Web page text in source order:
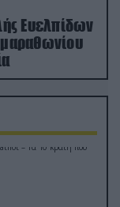
Ευελπίδων